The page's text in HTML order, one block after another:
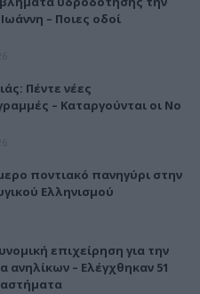
– Ποιες οδοί
Πέντε νέες
– Καταργούνται οι Νο
ποντιακό πανηγύρι στην
Ελληνισμού
επιχείρηση για την
ανηλίκων – Ελέγχθηκαν 51